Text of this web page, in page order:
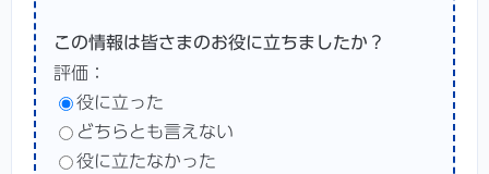
この情報は皆さまのお役に立ちましたか？
評価：
役に立った
どちらとも言えない
役に立たなかった